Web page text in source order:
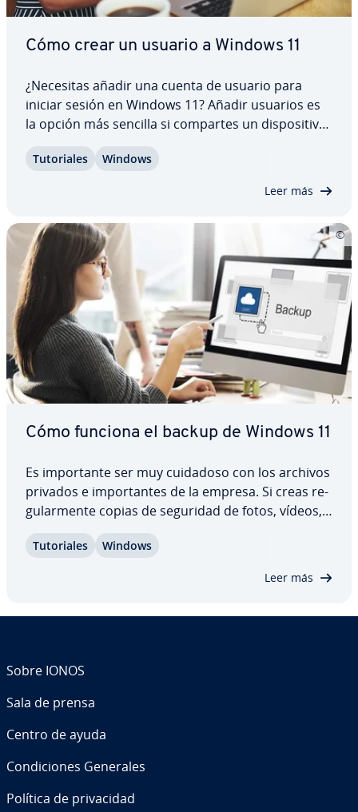
Cómo crear un usuario a Windows 11
¿Necesitas añadir una cuenta de usuario para
iniciar sesión en Windows 11? Añadir usuarios es
la opción más sencilla si compartes un di­s­po­si­ti­vo
co­n­fi­gu­ra­ción a través del gestor de co­n­tra­se­ñas.
Tu­to­ria­les Windows
Leer más
Cómo funciona el backup de Windows 11
Es im­po­r­ta­n­te ser muy cuidadoso con los archivos
privados e im­po­r­ta­n­tes de la empresa. Si creas re­
gu­la­r­me­n­te copias de seguridad de fotos, vídeos,
En este artículo te ex­pli­ca­mos cómo crear una
Tu­to­ria­les Windows
Leer más
Sobre IONOS
Sala de prensa
Centro de ayuda
Co­n­di­cio­nes Generales
Política de pri­va­ci­dad